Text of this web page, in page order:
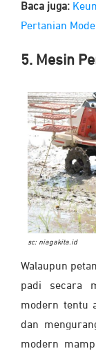
Baca juga:
Pertanian
5. Mesin
sc: niagakita.id
Walaupun
padi secara
modern tentu
dan
modern